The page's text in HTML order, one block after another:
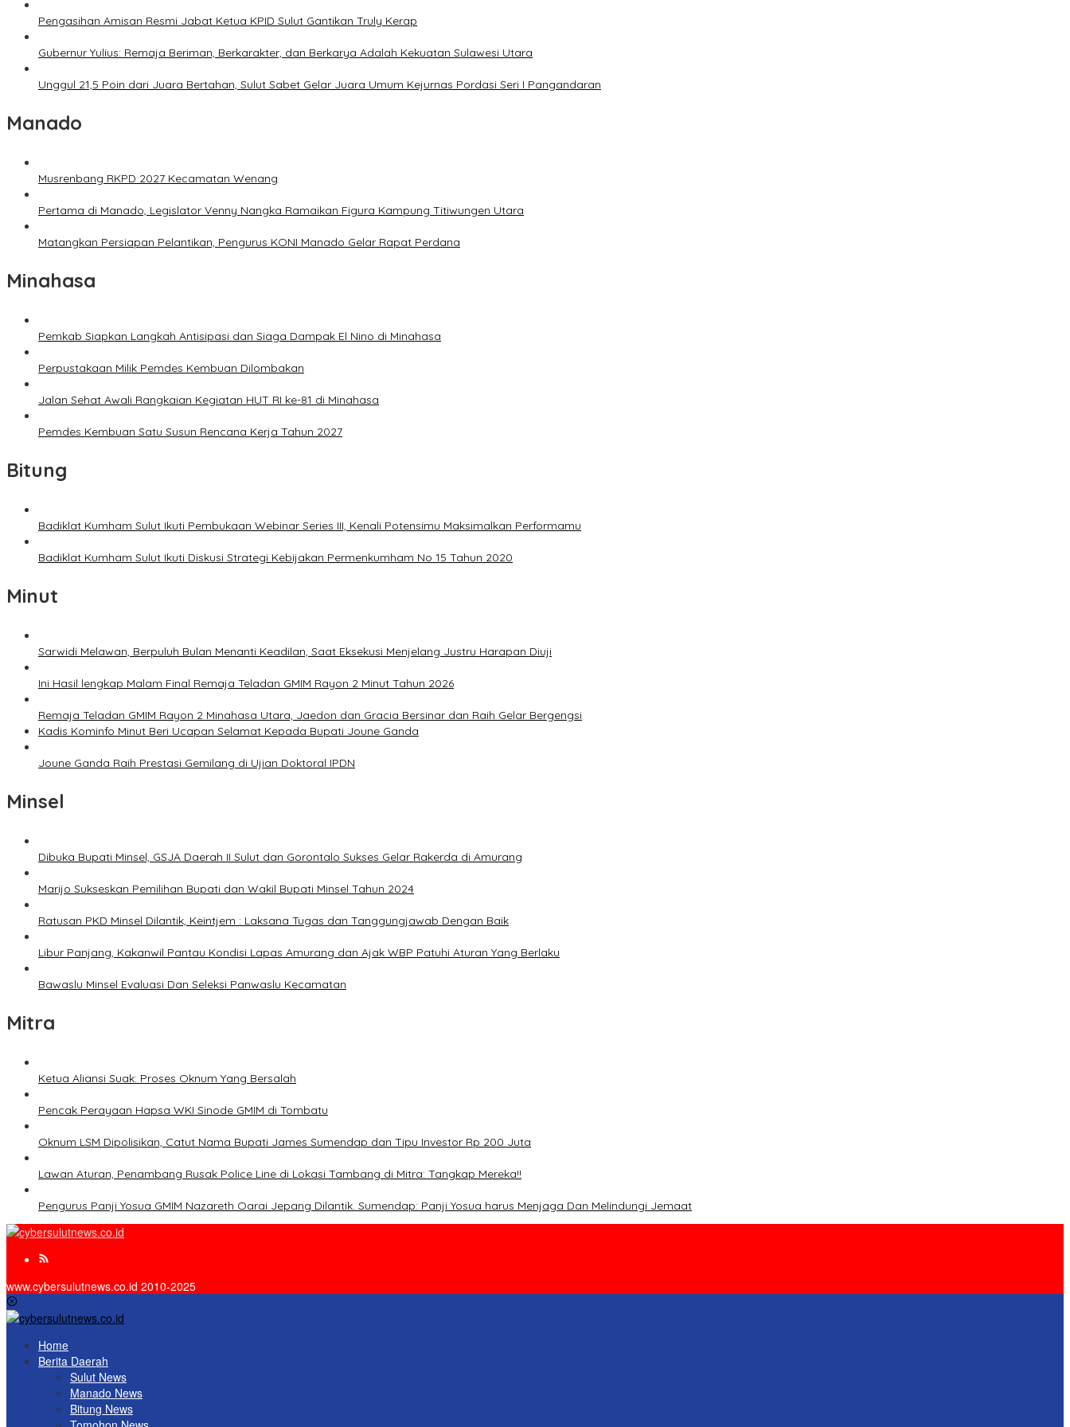
Pengasihan Amisan Resmi Jabat Ketua KPID Sulut Gantikan Truly Kerap
Gubernur Yulius: Remaja Beriman, Berkarakter, dan Berkarya Adalah Kekuatan Sulawesi Utara
Unggul 21,5 Poin dari Juara Bertahan, Sulut Sabet Gelar Juara Umum Kejurnas Pordasi Seri I Pangandaran
Manado
Musrenbang RKPD 2027 Kecamatan Wenang
Pertama di Manado, Legislator Venny Nangka Ramaikan Figura Kampung Titiwungen Utara
Matangkan Persiapan Pelantikan, Pengurus KONI Manado Gelar Rapat Perdana
Minahasa
Pemkab Siapkan Langkah Antisipasi dan Siaga Dampak El Nino di Minahasa
Perpustakaan Milik Pemdes Kembuan Dilombakan
Jalan Sehat Awali Rangkaian Kegiatan HUT RI ke-81 di Minahasa
Pemdes Kembuan Satu Susun Rencana Kerja Tahun 2027
Bitung
Badiklat Kumham Sulut Ikuti Pembukaan Webinar Series III, Kenali Potensimu Maksimalkan Performamu
Badiklat Kumham Sulut Ikuti Diskusi Strategi Kebijakan Permenkumham No 15 Tahun 2020
Minut
Sarwidi Melawan, Berpuluh Bulan Menanti Keadilan, Saat Eksekusi Menjelang Justru Harapan Diuji
Ini Hasil lengkap Malam Final Remaja Teladan GMIM Rayon 2 Minut Tahun 2026
Remaja Teladan GMIM Rayon 2 Minahasa Utara, Jaedon dan Gracia Bersinar dan Raih Gelar Bergengsi
Kadis Kominfo Minut Beri Ucapan Selamat Kepada Bupati Joune Ganda
Joune Ganda Raih Prestasi Gemilang di Ujian Doktoral IPDN
Minsel
Dibuka Bupati Minsel, GSJA Daerah II Sulut dan Gorontalo Sukses Gelar Rakerda di Amurang
Marijo Sukseskan Pemilihan Bupati dan Wakil Bupati Minsel Tahun 2024
Ratusan PKD Minsel Dilantik, Keintjem : Laksana Tugas dan Tanggungjawab Dengan Baik
Libur Panjang, Kakanwil Pantau Kondisi Lapas Amurang dan Ajak WBP Patuhi Aturan Yang Berlaku
Bawaslu Minsel Evaluasi Dan Seleksi Panwaslu Kecamatan
Mitra
Ketua Aliansi Suak: Proses Oknum Yang Bersalah
Pencak Perayaan Hapsa WKI Sinode GMIM di Tombatu
Oknum LSM Dipolisikan, Catut Nama Bupati James Sumendap dan Tipu Investor Rp 200 Juta
Lawan Aturan, Penambang Rusak Police Line di Lokasi Tambang di Mitra: Tangkap Mereka!!
Pengurus Panji Yosua GMIM Nazareth Oarai Jepang Dilantik. Sumendap: Panji Yosua harus Menjaga Dan Melindungi Jemaat
www.cybersulutnews.co.id 2010-2025
Home
Berita Daerah
Sulut News
Manado News
Bitung News